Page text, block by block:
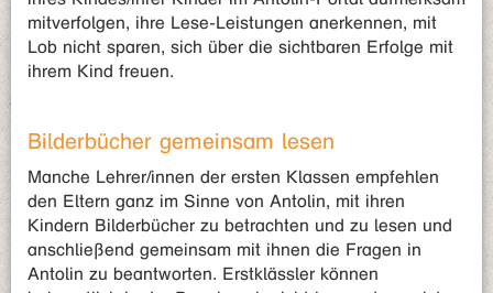
mitverfolgen, ihre Lese-Leistungen anerkennen, mit
Lob nicht sparen, sich über die sichtbaren Erfolge mit
ihrem Kind freuen.
Bilderbücher gemeinsam lesen
Manche Lehrer/innen der ersten Klassen empfehlen
den Eltern ganz im Sinne von Antolin, mit ihren
Kindern Bilderbücher zu betrachten und zu lesen und
anschließend gemeinsam mit ihnen die Fragen in
Antolin zu beantworten. Erstklässler können